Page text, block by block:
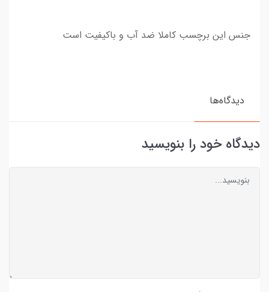
جنس این برچسب کاملا ضد آب و باکیفیت است
دیدگاه‌ها
دیدگاه خود را بنویسید